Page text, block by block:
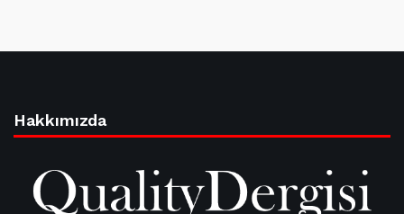
Hakkımızda